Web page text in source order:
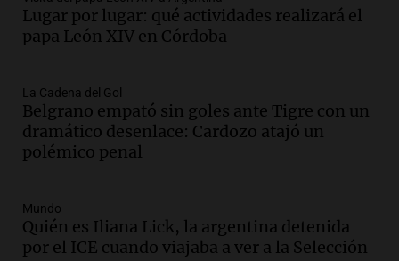
ley Joaquín.
Viva la Radio Rosario
Audio. Juan Pedro Colombo, rematador
de hacienda: “Las tecnologías no
reemplazan el contacto con la gente”
La Argentina, hoy
Audio.
un pozo de 17 metros en Nueva Córdoba
Panorama Federal
Lugar por lugar: qué actividades realizará el
papa León XIV en Córdoba
La Cadena del Gol
Belgrano empató sin goles ante Tigre con un
dramático desenlace: Cardozo atajó un
polémico penal
Mundo
Quién es Iliana Lick, la argentina detenida
por el ICE cuando viajaba a ver a la Selección